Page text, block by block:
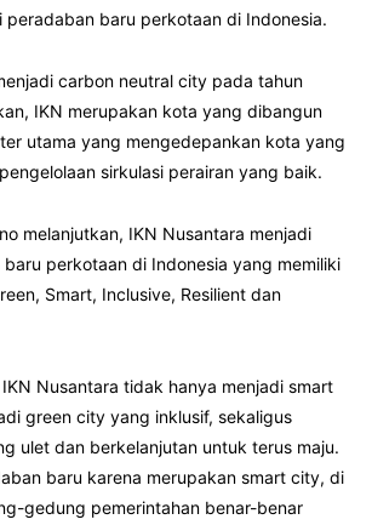
peradaban baru perkotaan di Indonesia.
carbon neutral city pada tahun
IKN merupakan kota yang dibangun
utama yang mengedepankan kota yang
sirkulasi perairan yang baik.
melanjutkan, IKN Nusantara menjadi
perkotaan di Indonesia yang memiliki
Smart, Inclusive, Resilient dan
Nusantara tidak hanya menjadi smart
green city yang inklusif, sekaligus
ulet dan berkelanjutan untuk terus maju.
baru karena merupakan smart city, di
gedung pemerintahan benar-benar